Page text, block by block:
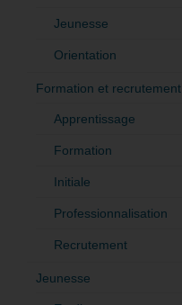
Jeunesse
Orientation
Formation et recrutement
Apprentissage
Formation
Initiale
Professionnalisation
Recrutement
Jeunesse